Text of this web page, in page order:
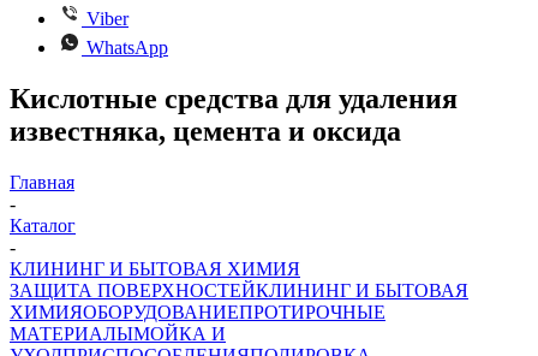
Viber
WhatsApp
Кислотные средства для удаления
известняка, цемента и оксида
Главная
-
Каталог
-
КЛИНИНГ И БЫТОВАЯ ХИМИЯ
ЗАЩИТА ПОВЕРХНОСТЕЙКЛИНИНГ И БЫТОВАЯ
ХИМИЯОБОРУДОВАНИЕПРОТИРОЧНЫЕ
МАТЕРИАЛЫМОЙКА И